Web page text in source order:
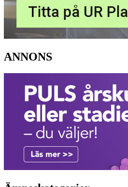
ANNONS